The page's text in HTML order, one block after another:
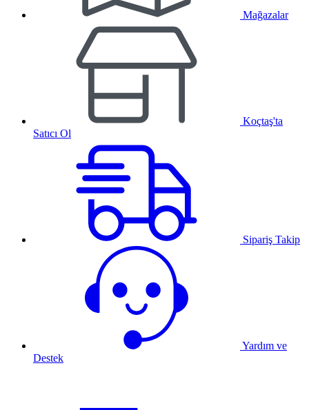
Mağazalar
Koçtaş'ta
Satıcı Ol
Sipariş Takip
Yardım ve
Destek